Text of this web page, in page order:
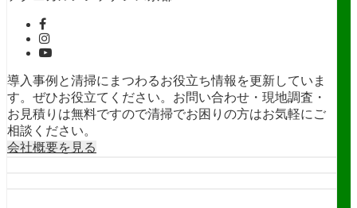
導入事例と清掃にまつわるお役立ち情報を更新していま
す。ぜひお役立てください。お問い合わせ・現地調査・
お見積りは無料ですので清掃でお困りの方はお気軽にご
相談ください。
会社概要を見る